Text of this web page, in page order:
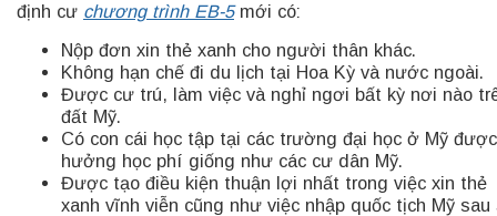
định cư chương trình EB-5mới có:
Nộp đơn xin thẻ xanh cho người thân khác.
Không hạn chế đi du lịch tại Hoa Kỳ và nước ngoài.
Được cư trú, làm việc và nghỉ ngơi bất kỳ nơi nào
đất Mỹ.
Có con cái học tập tại các trường đại học ở Mỹ được
hưởng học phí giống như các cư dân Mỹ.
Được tạo điều kiện thuận lợi nhất trong việc xin thẻ
xanh vĩnh viễn cũng như việc nhập quốc tịch Mỹ sau